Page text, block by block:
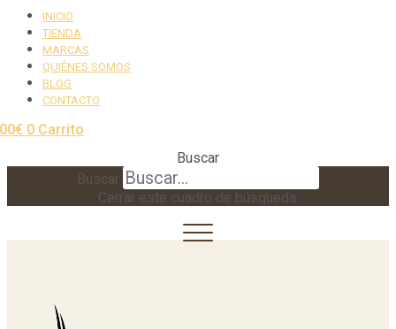
INICIO
TIENDA
MARCAS
QUIÉNES SOMOS
BLOG
CONTACTO
€ 0 Carrito
Buscar
Buscar
Cerrar este cuadro de búsqueda.